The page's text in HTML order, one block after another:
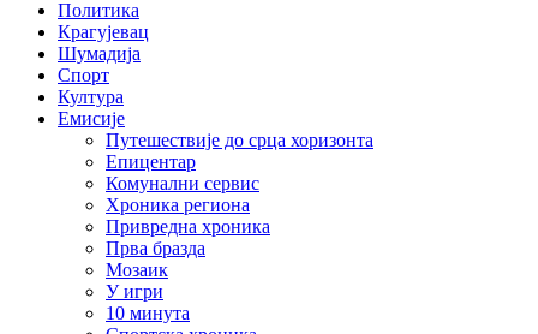
Политика
Крагујевац
Шумадија
Спорт
Култура
Емисије
Путешествије до срца хоризонта
Епицентар
Комунални сервис
Хроника региона
Привредна хроника
Прва бразда
Мозаик
У игри
10 минута